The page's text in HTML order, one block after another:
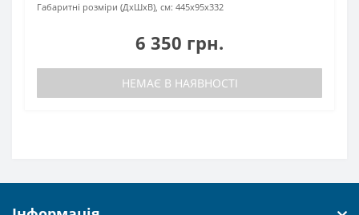
Габаритні розміри (ДхШхВ), см: 445х95х332
6 350 грн.
НЕМАЄ В НАЯВНОСТІ